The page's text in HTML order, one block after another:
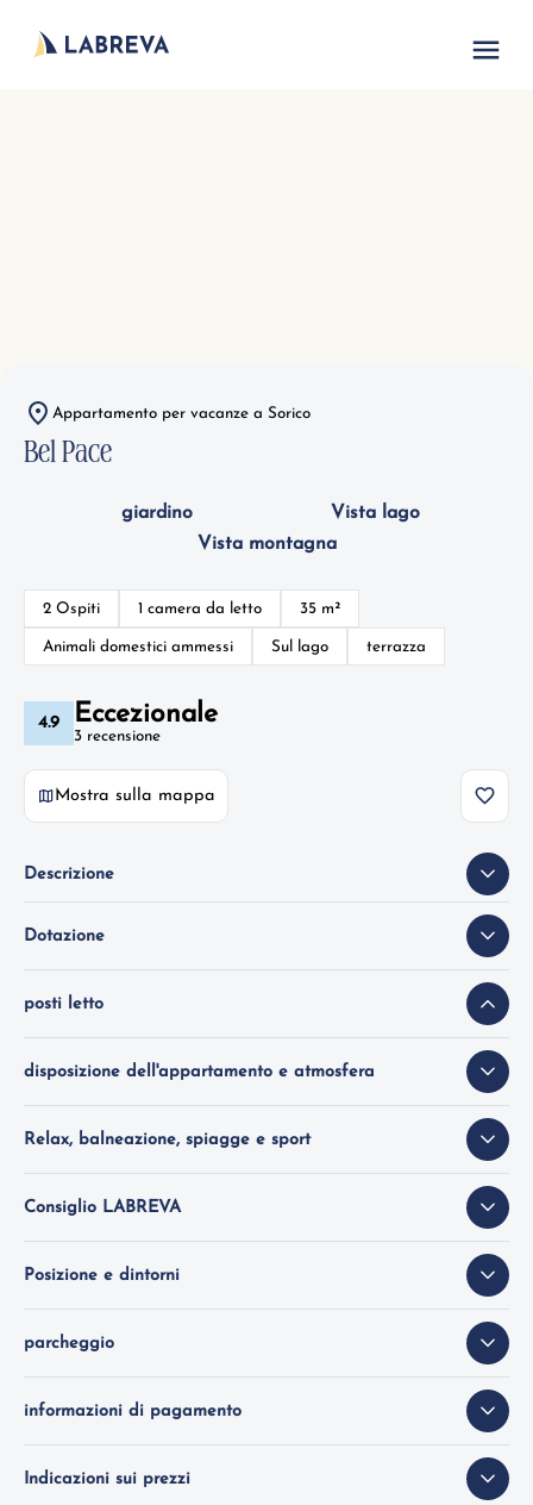
Appartamento per vacanze a Sorico
Bel Pace
giardino
Vista lago
Vista montagna
2 Ospiti 1 camera da letto 35 m²
Animali domestici ammessi Sul lago terrazza
4.9 Eccezionale
3 recensione
Mostra sulla mappa
Descrizione
Dotazione
posti letto
disposizione dell'appartamento e atmosfera
Relax, balneazione, spiagge e sport
Consiglio LABREVA
Posizione e dintorni
parcheggio
informazioni di pagamento
Indicazioni sui prezzi